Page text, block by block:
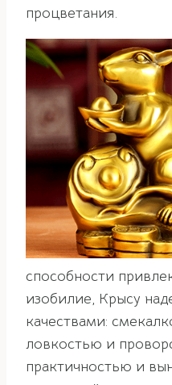
процветания.
способности
изобилие, Крысу
качествами:
ловкостью и
практичностью и